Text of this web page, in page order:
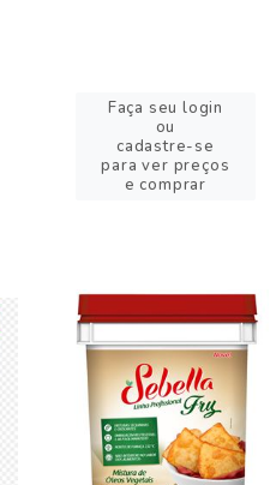
Faça seu login
ou
cadastre-se
para ver preços
e comprar